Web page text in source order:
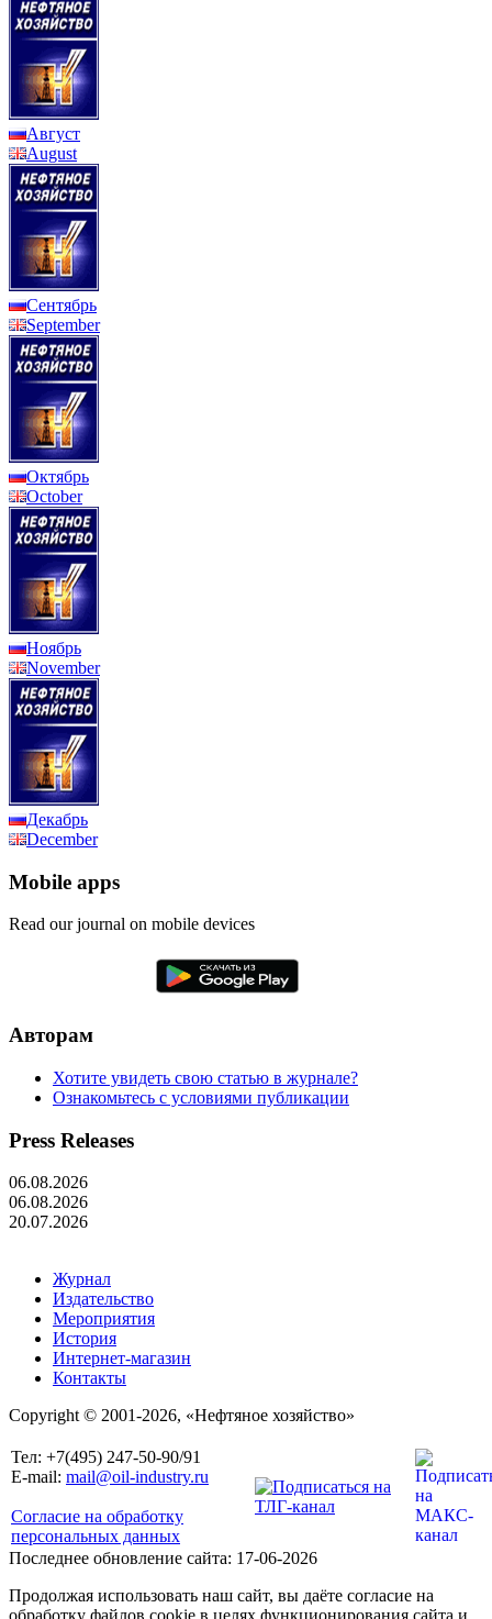
Август
August
Сентябрь
September
Октябрь
October
Ноябрь
November
Декабрь
December
Mobile apps
Read our journal on mobile devices
Авторам
Хотите увидеть свою статью в журнале?
Ознакомьтесь с условиями публикации
Press Releases
06.08.2026
06.08.2026
20.07.2026
Журнал
Издательство
Мероприятия
История
Интернет-магазин
Контакты
Copyright © 2001-2026, «Нефтяное хозяйство»
Тел: +7(495) 247-50-90/91
E-mail: mail@oil-industry.ru
Согласие на обработку
персональных данных
Последнее обновление сайта: 17-06-2026
Продолжая использовать наш сайт, вы даёте согласие на